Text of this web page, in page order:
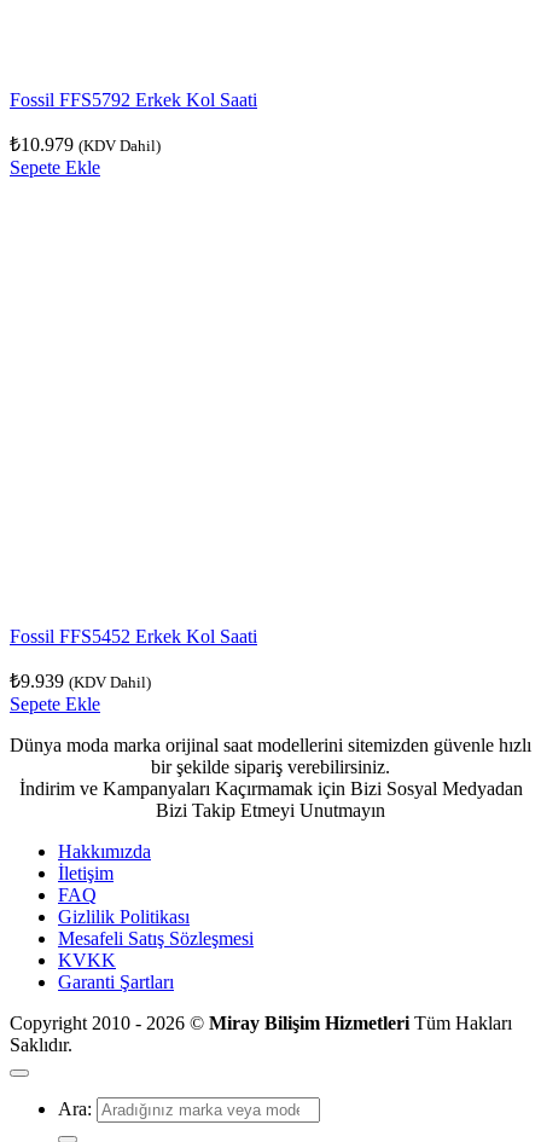
Fossil FFS5792 Erkek Kol Saati
₺10.979 (KDV Dahil)
Sepete Ekle
Fossil FFS5452 Erkek Kol Saati
₺9.939 (KDV Dahil)
Sepete Ekle
Dünya moda marka orijinal saat modellerini sitemizden güvenle hızlı
bir şekilde sipariş verebilirsiniz.
İndirim ve Kampanyaları Kaçırmamak için Bizi Sosyal Medyadan
Bizi Takip Etmeyi Unutmayın
Hakkımızda
İletişim
FAQ
Gizlilik Politikası
Mesafeli Satış Sözleşmesi
KVKK
Garanti Şartları
Copyright 2010 - 2026 © Miray Bilişim Hizmetleri Tüm Hakları
Saklıdır.
Ara: